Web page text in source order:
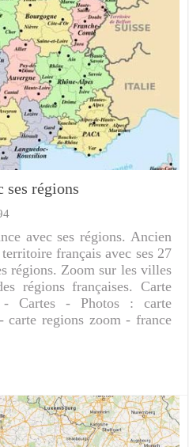
ses régions
avec ses régions. Ancien
français avec ses 27
régions. Zoom sur les villes
régions françaises. Carte
- Cartes - Photos : carte
carte regions zoom - france